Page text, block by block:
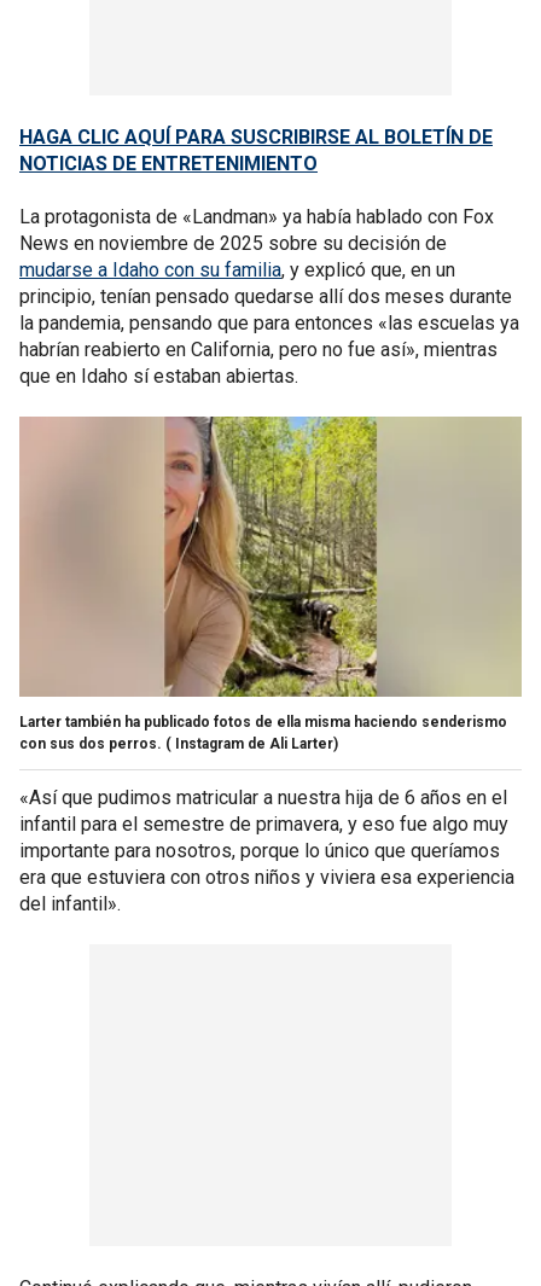
HAGA CLIC AQUÍ PARA SUSCRIBIRSE AL BOLETÍN DE
NOTICIAS DE ENTRETENIMIENTO
La protagonista de «Landman» ya había hablado con Fox
News en noviembre de 2025 sobre su decisión de
mudarse a Idaho con su familia, y explicó que, en un
principio, tenían pensado quedarse allí dos meses durante
la pandemia, pensando que para entonces «las escuelas ya
habrían reabierto en California, pero no fue así», mientras
que en Idaho sí estaban abiertas.
Larter también ha publicado fotos de ella misma haciendo senderismo
con sus dos perros. ( Instagram de Ali Larter)
«Así que pudimos matricular a nuestra hija de 6 años en el
infantil para el semestre de primavera, y eso fue algo muy
importante para nosotros, porque lo único que queríamos
era que estuviera con otros niños y viviera esa experiencia
del infantil».